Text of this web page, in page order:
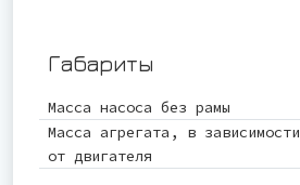
Габариты
Масса насоса без рамы
Масса агрегата, в зависимости
от двигателя